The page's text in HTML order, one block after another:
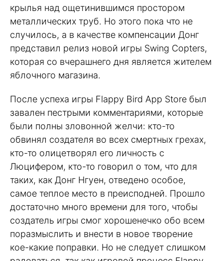
крылья над ощетинившимся простором
металлических труб. Но этого пока что не
случилось, а в качестве компенсации Донг
представил релиз новой игры Swing Copters,
которая со вчерашнего дня является жителем
яблочного магазина.
После успеха игры Flappy Bird App Store был
завален пестрыми комментариями, которые
были полны зловонной желчи: кто-то
обвинял создателя во всех смертных грехах,
кто-то олицетворял его личность с
Люцифером, кто-то говорил о том, что для
таких, как Донг Нгуен, отведено особое,
самое теплое место в преисподней. Прошло
достаточно много времени для того, чтобы
создатель игры смог хорошенечко обо всем
поразмыслить и внести в новое творение
кое-какие поправки. Но не следует слишком